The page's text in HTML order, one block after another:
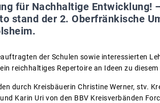
für Nachhaltige Entwicklung!
stand der 2. Oberfränkische
der Schulen sowie interessierten
reichhaltiges Repertoire an Ideen zu
durch Kreisbäuerin Christine Werner, stv.
Karin Uri von den BBV Kreisverbänden